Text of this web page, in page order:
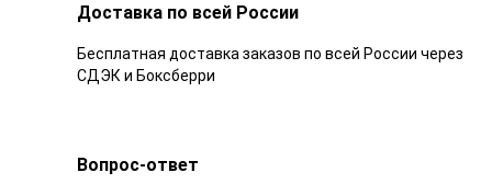
Доставка по всей России
Бесплатная доставка заказов по всей России через
СДЭК и Боксберри
Вопрос-ответ